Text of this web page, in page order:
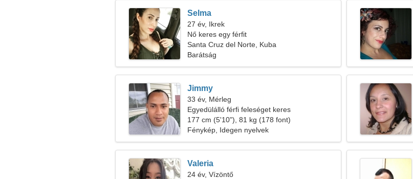
Selma
27 év, Ikrek
Nő keres egy férfit
Santa Cruz del Norte, Kuba
Barátság
Jimmy
33 év, Mérleg
Egyedülálló férfi feleséget keres
177 cm (5'10"), 81 kg (178 font)
Fénykép, Idegen nyelvek
Valeria
24 év, Vízöntő